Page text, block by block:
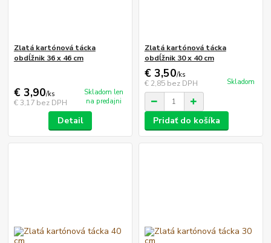
Zlatá kartónová tácka
obdĺžnik 36 x 46 cm
€ 3,90/ks
€ 3,17 bez DPH
Skladom len
na predajni
Detail
Zlatá kartónová tácka
obdĺžnik 30 x 40 cm
€ 3,50/ks
€ 2,85 bez DPH Skladom
Pridať do košíka